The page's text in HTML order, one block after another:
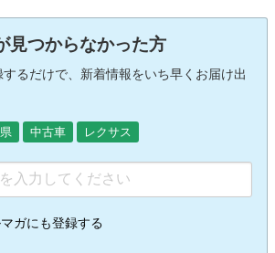
見つからなかった方
るだけで、新着情報をいち早くお届け出
中古車 レクサス
ガにも登録する